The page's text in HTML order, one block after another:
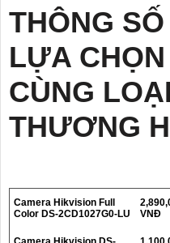
THÔNG
LỰA
CÙNG
THƯƠNG
Camera Hikvision Full
Color DS-2CD1027G0-LU
VNĐ